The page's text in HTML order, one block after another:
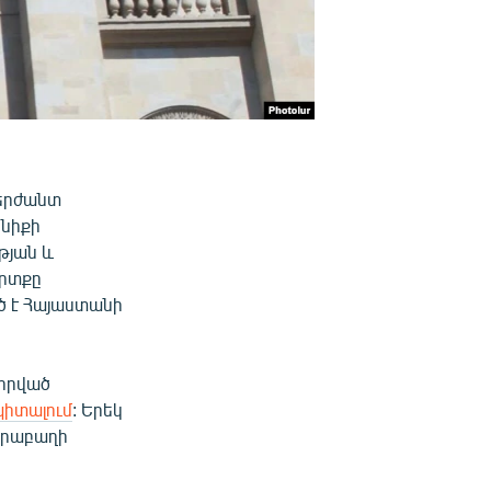
և
է Հայաստանի
: Երեկ